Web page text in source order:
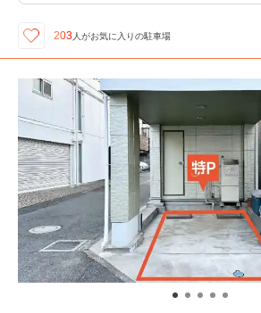
203 人がお気に入りの駐車場